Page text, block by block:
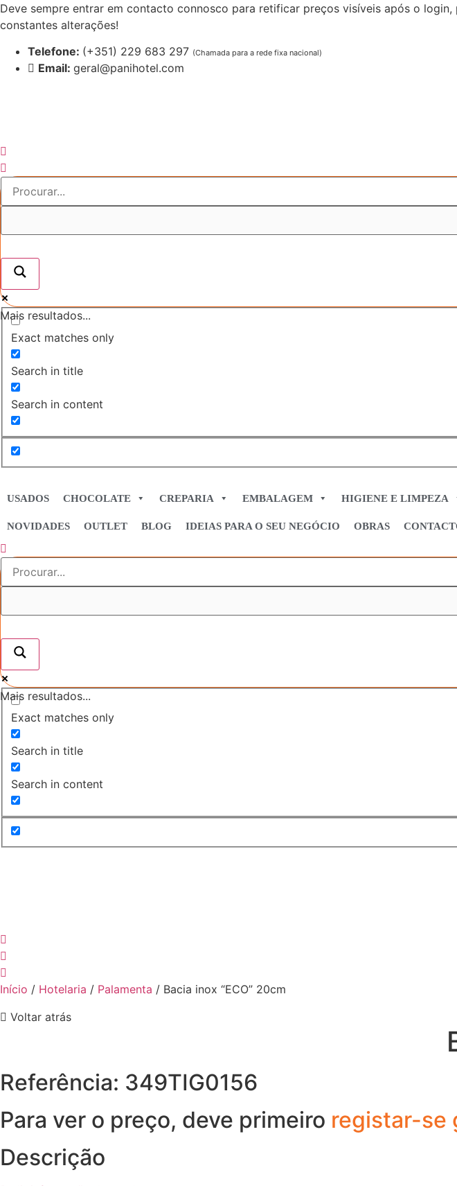
Pular
para
conteúdo
Deve sempre entrar em contacto connosco para retificar preços visíveis após o
constantes alterações!
Telefone: (+351) 229 683 297 (Chamada para a rede fixa nacional)
Email: geral@panihotel.com
Mais resultados...
Exact matches only
Search in title
Search in content
USADOS CHOCOLATE CREPARIA EMBALAGEM HIGIENE E LIMPEZA
NOVIDADES OUTLET BLOG IDEIAS PARA O SEU NEGÓCIO OBRAS
Mais resultados...
Exact matches only
Search in title
Search in content
Início / Hotelaria / Palamenta / Bacia inox “ECO” 20cm
Voltar atrás
Referência: 349TIG0156
Para ver o preço, deve primeiro registar-se
Descrição